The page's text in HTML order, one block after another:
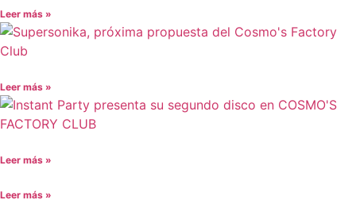
Leer más »
Leer más »
Leer más »
Leer más »